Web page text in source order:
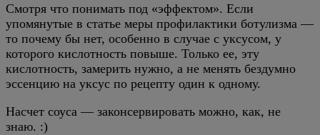
Смотря что понимать под «эффектом». Если
упомянутые в статье меры профилактики ботулизма —
то почему бы нет, особенно в случае с уксусом, у
которого кислотность повыше. Только ее, эту
кислотность, замерить нужно, а не менять бездумно
эссенцию на уксус по рецепту один к одному.
Насчет соуса — законсервировать можно, как, не
знаю. :)